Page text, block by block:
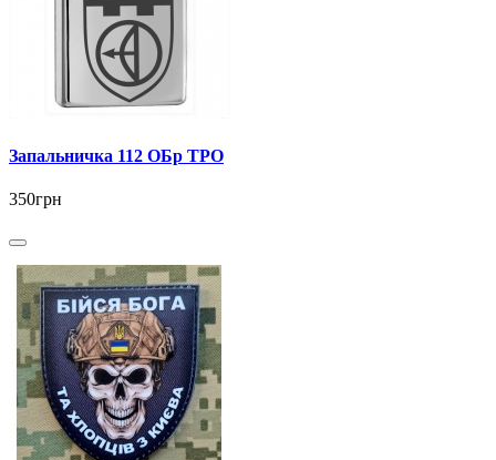
Запальничка 112 ОБр ТРО
350грн